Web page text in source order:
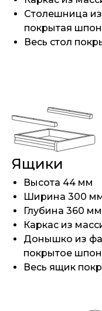
Столешница
покрытая
Весь стол
Высота 44 мм
Ширина 300
Глубина 360 мм
Каркас из
Донышко из
покрытое
Весь ящик
Ящики